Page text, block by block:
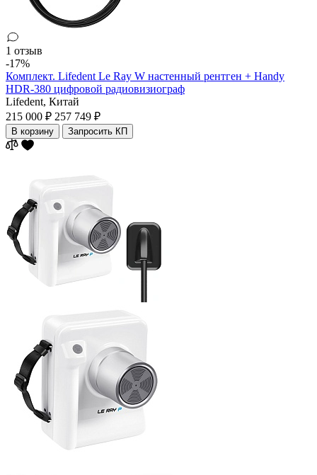
1 отзыв
-17%
Комплект. Lifedent Le Ray W настенный рентген + Handy
HDR-380 цифровой радиовизиограф
Lifedent, Китай
215 000 ₽ 257 749 ₽
В корзину Запросить КП